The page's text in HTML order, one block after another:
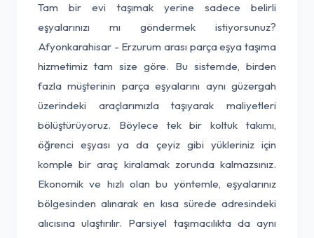
Tam bir evi taşımak yerine sadece belirli
eşyalarınızı mı göndermek istiyorsunuz?
Afyonkarahisar - Erzurum arası parça eşya taşıma
hizmetimiz tam size göre. Bu sistemde, birden
fazla müşterinin parça eşyalarını aynı güzergah
üzerindeki araçlarımızla taşıyarak maliyetleri
bölüştürüyoruz. Böylece tek bir koltuk takımı,
öğrenci eşyası ya da çeyiz gibi yükleriniz için
komple bir araç kiralamak zorunda kalmazsınız.
Ekonomik ve hızlı olan bu yöntemle, eşyalarınız
bölgesinden alınarak en kısa sürede adresindeki
alıcısına ulaştırılır. Parsiyel taşımacılıkta da aynı